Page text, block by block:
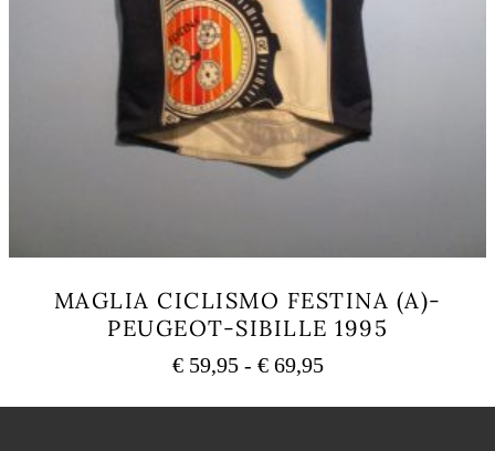
MAGLIA CICLISMO FESTINA (A)-
PEUGEOT-SIBILLE 1995
€59,95 - €69,95Fascia
prezzo: